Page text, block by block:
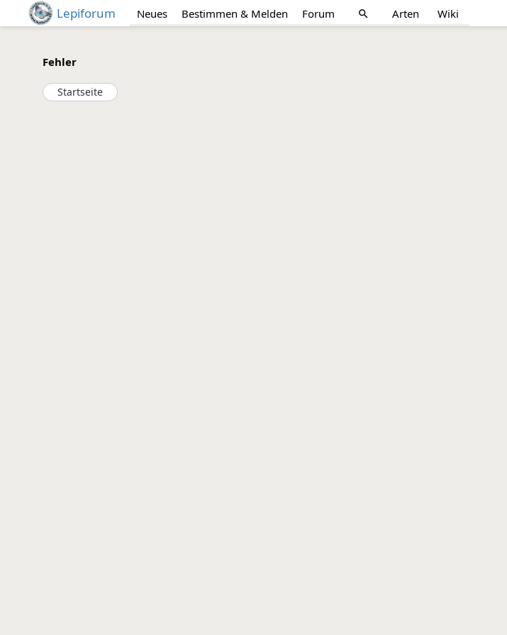
Lepiforum Neues Bestimmen & Melden Forum search Arten Wiki
Fehler
Startseite